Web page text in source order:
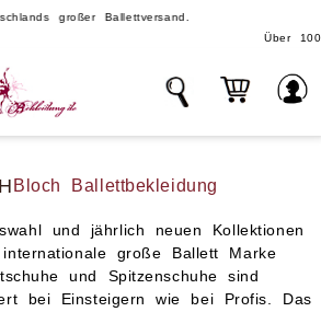
Ballettversand.
Über 100.000 Teile auf
Bloch Ballettbekleidung
und jährlich neuen Kollektionen
große Ballett Marke
und Spitzenschuhe sind
bei Einsteigern wie bei Profis. Das